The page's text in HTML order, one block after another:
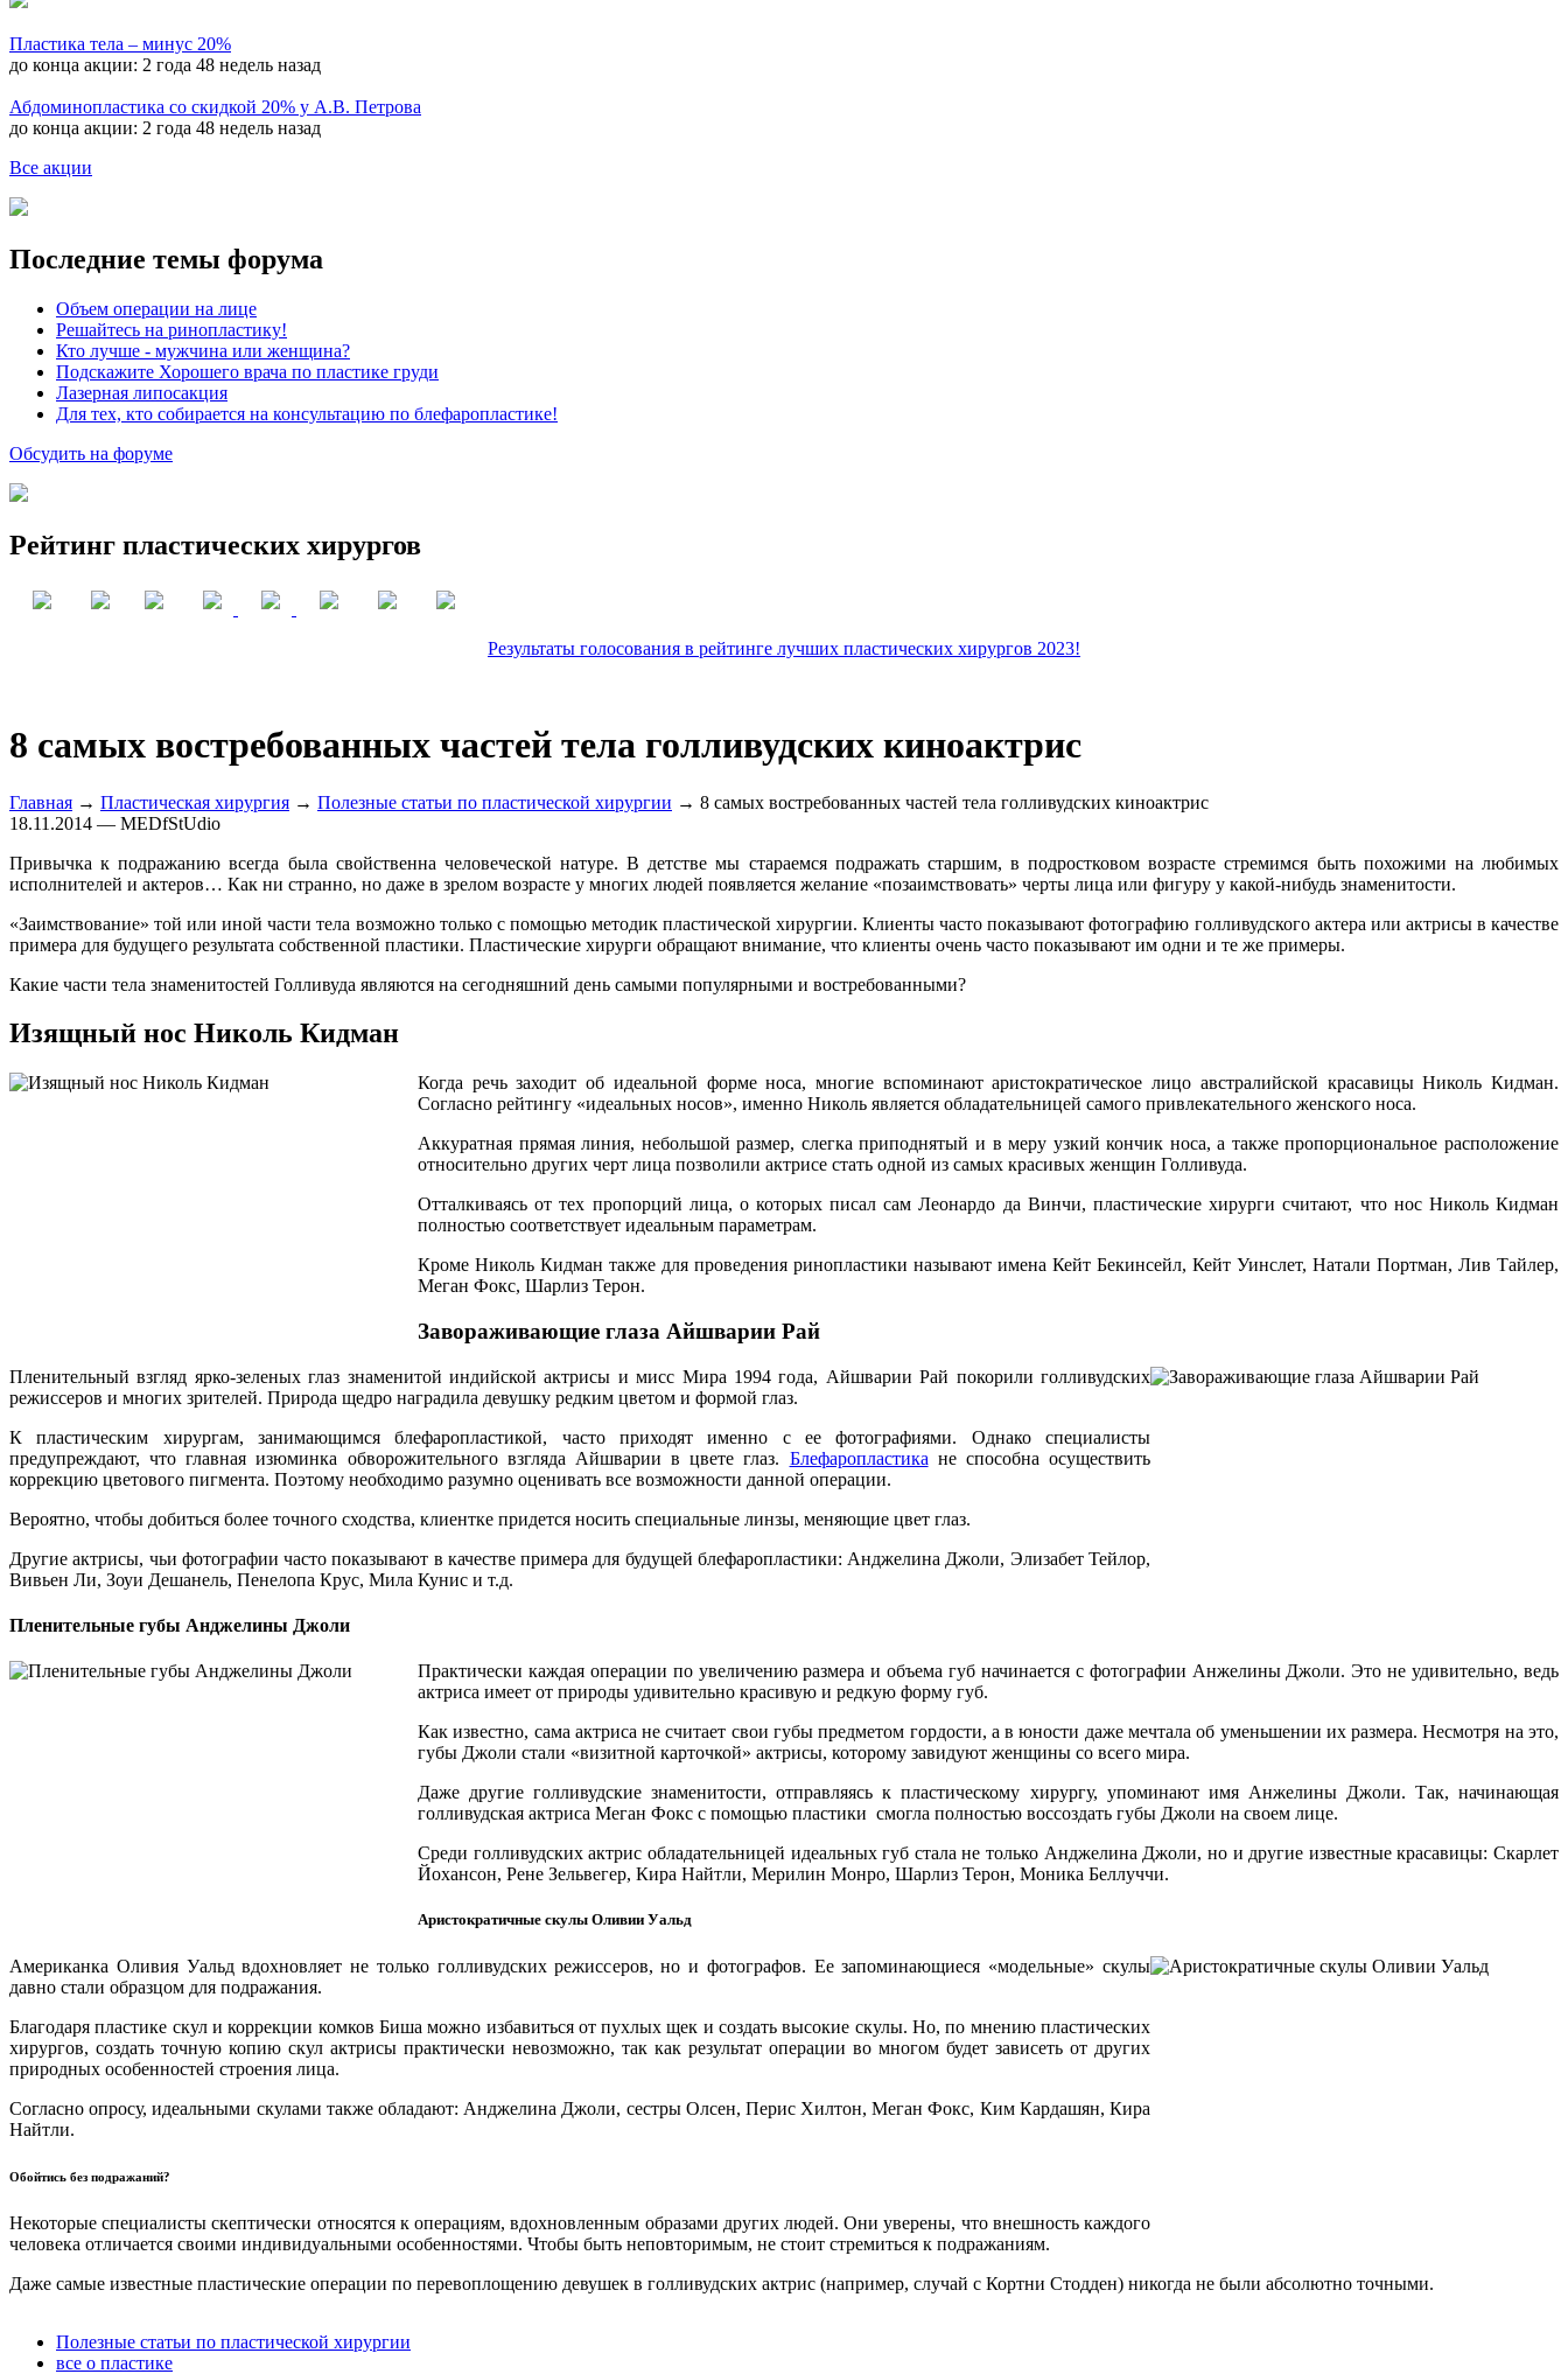
Пластика тела – минус 20%
до конца акции: 2 года 48 недель назад
Абдоминопластика со скидкой 20% у А.В. Петрова
до конца акции: 2 года 48 недель назад
Все акции
Последние темы форума
Объем операции на лице
Решайтесь на ринопластику!
Кто лучше - мужчина или женщина?
Подскажите Хорошего врача по пластике груди
Лазерная липосакция
Для тех, кто собирается на консультацию по блефаропластике!
Обсудить на форуме
Рейтинг пластических хирургов
Результаты голосования в рейтинге лучших пластических хирургов 2023!
8 самых востребованных частей тела голливудских киноактрис
Главная → Пластическая хирургия → Полезные статьи по пластической хирургии → 8 самых востребованных частей тела голливудских киноактрис
18.11.2014 — MEDfStUdio
Привычка к подражанию всегда была свойственна человеческой натуре. В детстве мы стараемся подражать старшим, в подростковом возрасте стремимся быть похожими на любимых
исполнителей и актеров… Как ни странно, но даже в зрелом возрасте у многих людей появляется желание «позаимствовать» черты лица или фигуру у какой-нибудь знаменитости.
«Заимствование» той или иной части тела возможно только с помощью методик пластической хирургии. Клиенты часто показывают фотографию голливудского актера или актрисы в качестве
примера для будущего результата собственной пластики. Пластические хирурги обращают внимание, что клиенты очень часто показывают им одни и те же примеры.
Какие части тела знаменитостей Голливуда являются на сегодняшний день самыми популярными и востребованными?
Изящный нос Николь Кидман
Когда речь заходит об идеальной форме носа, многие вспоминают аристократическое лицо австралийской красавицы Николь Кидман.
Согласно рейтингу «идеальных носов», именно Николь является обладательницей самого привлекательного женского носа.
Аккуратная прямая линия, небольшой размер, слегка приподнятый и в меру узкий кончик носа, а также пропорциональное расположение
относительно других черт лица позволили актрисе стать одной из самых красивых женщин Голливуда.
Отталкиваясь от тех пропорций лица, о которых писал сам Леонардо да Винчи, пластические хирурги считают, что нос Николь Кидман
полностью соответствует идеальным параметрам.
Кроме Николь Кидман также для проведения ринопластики называют имена Кейт Бекинсейл, Кейт Уинслет, Натали Портман, Лив Тайлер,
Меган Фокс, Шарлиз Терон.
Завораживающие глаза Айшварии Рай
Пленительный взгляд ярко-зеленых глаз знаменитой индийской актрисы и мисс Мира 1994 года, Айшварии Рай покорили голливудских
режиссеров и многих зрителей. Природа щедро наградила девушку редким цветом и формой глаз.
К пластическим хирургам, занимающимся блефаропластикой, часто приходят именно с ее фотографиями. Однако специалисты
предупреждают, что главная изюминка обворожительного взгляда Айшварии в цвете глаз. Блефаропластика не способна осуществить
коррекцию цветового пигмента. Поэтому необходимо разумно оценивать все возможности данной операции.
Вероятно, чтобы добиться более точного сходства, клиентке придется носить специальные линзы, меняющие цвет глаз.
Другие актрисы, чьи фотографии часто показывают в качестве примера для будущей блефаропластики: Анджелина Джоли, Элизабет Тейлор,
Вивьен Ли, Зоуи Дешанель, Пенелопа Крус, Мила Кунис и т.д.
Пленительные губы Анджелины Джоли
Практически каждая операции по увеличению размера и объема губ начинается с фотографии Анжелины Джоли. Это не удивительно, ведь
актриса имеет от природы удивительно красивую и редкую форму губ.
Как известно, сама актриса не считает свои губы предметом гордости, а в юности даже мечтала об уменьшении их размера. Несмотря на это,
губы Джоли стали «визитной карточкой» актрисы, которому завидуют женщины со всего мира.
Даже другие голливудские знаменитости, отправляясь к пластическому хирургу, упоминают имя Анжелины Джоли. Так, начинающая
голливудская актриса Меган Фокс с помощью пластики смогла полностью воссоздать губы Джоли на своем лице.
Среди голливудских актрис обладательницей идеальных губ стала не только Анджелина Джоли, но и другие известные красавицы: Скарлет
Йохансон, Рене Зельвегер, Кира Найтли, Мерилин Монро, Шарлиз Терон, Моника Беллуччи.
Аристократичные скулы Оливии Уальд
Американка Оливия Уальд вдохновляет не только голливудских режиссеров, но и фотографов. Ее запоминающиеся «модельные» скулы
давно стали образцом для подражания.
Благодаря пластике скул и коррекции комков Биша можно избавиться от пухлых щек и создать высокие скулы. Но, по мнению пластических
хирургов, создать точную копию скул актрисы практически невозможно, так как результат операции во многом будет зависеть от других
природных особенностей строения лица.
Согласно опросу, идеальными скулами также обладают: Анджелина Джоли, сестры Олсен, Перис Хилтон, Меган Фокс, Ким Кардашян, Кира
Найтли.
Обойтись без подражаний?
Некоторые специалисты скептически относятся к операциям, вдохновленным образами других людей. Они уверены, что внешность каждого
человека отличается своими индивидуальными особенностями. Чтобы быть неповторимым, не стоит стремиться к подражаниям.
Даже самые известные пластические операции по перевоплощению девушек в голливудских актрис (например, случай с Кортни Стодден) никогда не были абсолютно точными.
Полезные статьи по пластической хирургии
все о пластике